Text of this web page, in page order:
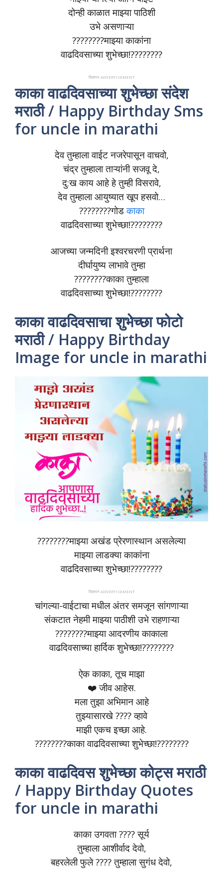
दोन्ही काळात माझ्या पाठिशी
उभे असणाऱ्या
????????माझ्या काकांना
वाढदिवसाच्या शुभेच्छा!????????
विज्ञापन ADVERTISEMENT
काका वाढदिवसाच्या शुभेच्छा संदेश
मराठी / Happy Birthday Sms
for uncle in marathi
देव तुम्हाला वाईट नजरेपासून वाचवो,
चंद्र तुम्हाला ताऱ्यांनी सजवू दे,
दु:ख काय आहे हे तुम्ही विसरावे,
देव तुम्हाला आयुष्यात खूप हसवो…
????????गोडकाका
वाढदिवसाच्या शुभेच्छा!????????
आजच्या जन्मदिनी इश्वरचरणी प्रार्थना
दीर्घायुष्य लाभावे तुम्हा
????????काका तुम्हाला
वाढदिवसाच्या शुभेच्छा!????????
काका वाढदिवसाचा शुभेच्छा फोटो
मराठी / Happy Birthday
Image for uncle in marathi
????????माझ्या अखंड प्रेरणास्थान असलेल्या
माझ्या लाडक्या काकांना
वाढदिवसाच्या शुभेच्छा!????????
विज्ञापन ADVERTISEMENT
चांगल्या-वाईटाचा मधील अंतर समजून सांगणाऱ्या
संकटात नेहमी माझ्या पाठीशी उभे राहणाऱ्या
????????माझ्या आदरणीय काकाला
वाढदिवसाच्या हार्दिक शुभेच्छा!????????
ऐक काका, तूच माझा
❤️ जीव आहेस.
मला तुझा अभिमान आहे
तुझ्यासारखे ???? व्हावे
माझी एकच इच्छा आहे.
????????काका वाढदिवसाच्या शुभेच्छा!????????
काका वाढदिवस शुभेच्छा कोट्स मराठी
/ Happy Birthday Quotes
for uncle in marathi
काका उगवता ???? सूर्य
तुम्हाला आशीर्वाद देवो,
बहरलेली फुले ???? तुम्हाला सुगंध देवो,